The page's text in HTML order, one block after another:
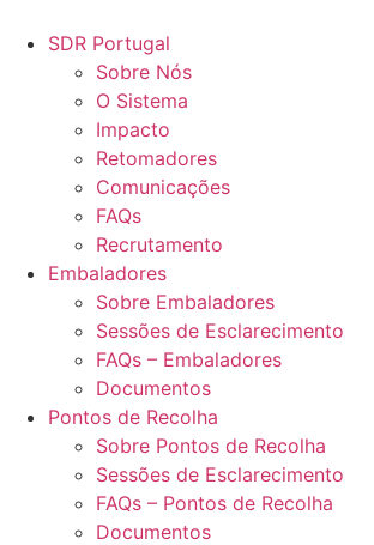
para
conteúdo
SDR Portugal
Sobre Nós
O Sistema
Impacto
Retomadores
Comunicações
FAQs
Recrutamento
Embaladores
Sobre Embaladores
Sessões de Esclarecimento
FAQs – Embaladores
Documentos
Pontos de Recolha
Sobre Pontos de Recolha
Sessões de Esclarecimento
FAQs – Pontos de Recolha
Documentos